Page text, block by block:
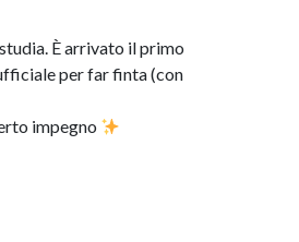
È arrivato il primo
per far finta (con
impegno